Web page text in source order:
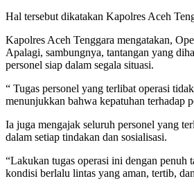
Hal tersebut dikatakan Kapolres Aceh
Kapolres Aceh Tenggara mengatakan,
Apalagi, sambungnya, tantangan yang
personel siap dalam segala situasi.
“ Tugas personel yang terlibat operasi
menunjukkan bahwa kepatuhan terhadap
Ia juga mengajak seluruh personel yang
dalam setiap tindakan dan sosialisasi.
“Lakukan tugas operasi ini dengan penuh
kondisi berlalu lintas yang aman, tertib,